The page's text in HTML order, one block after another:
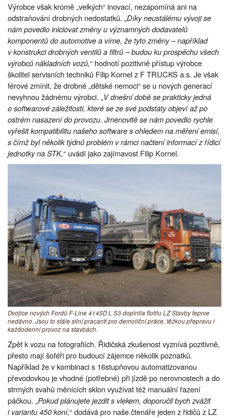
Výrobce však kromě „velkých“ inovací, nezapomíná ani na
odstraňování drobných nedostatků. „Díky neustálému vývoji se
nám povedlo iniciovat změny u významných dodavatelů
komponentů do automotive a víme, že tyto změny – například
v konstrukci drobných ventilů a filtrů – budou ku prospěchu všech
výrobců nákladních vozů,“ hodnotí pozitivně přístup výrobce
školitel servisních techniků Filip Kornel z F TRUCKS a.s. Je však
férové zmínit, že drobné „dětské nemoci“ se u nových generací
nevyhnou žádnému výrobci. „V dnešní době se prakticky jedná
o softwarové záležitosti, které se ze své podstaty objeví až po
ostrém nasazení do provozu. Jmenovitě se nám povedlo rychle
vyřešit kompatibilitu našeho software s ohledem na měření emisí,
s čímž byl několik týdnů problém v rámci načtení informací z řídicí
jednotky na STK,“ uvádí jako zajímavost Filip Kornel.
Dvojice nových Fordů F-Line 4145D L S3 doplnila flotilu LZ Stavby teprve
nedávno. Jsou to stále silní pracanti pro demoliční práce, těžkou přepravu i
každodenní provoz na stavbách.
Zpět k vozu na fotografiích. Řidičská zkušenost vyznívá pozitivně,
přesto mají šoféři pro budoucí zájemce několik poznatků.
Například že v kombinaci s 16stupňovou automatizovanou
převodovkou je vhodné (potřebné) při jízdě po nerovnostech a do
strmých svahů měnících sklon využívat též manuální řazení
páčkou. „Pokud plánujete jezdit s vlekem, doporučil bych zvážit
i variantu 450 koní,“ dodává pro naše čtenáře jeden z řidičů z LZ